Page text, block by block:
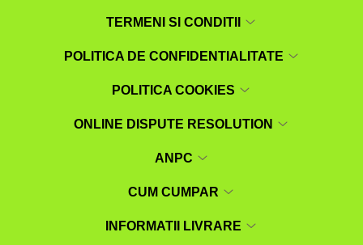
TERMENI SI CONDITII
POLITICA DE CONFIDENTIALITATE
POLITICA COOKIES
ONLINE DISPUTE RESOLUTION
ANPC
CUM CUMPAR
INFORMATII LIVRARE